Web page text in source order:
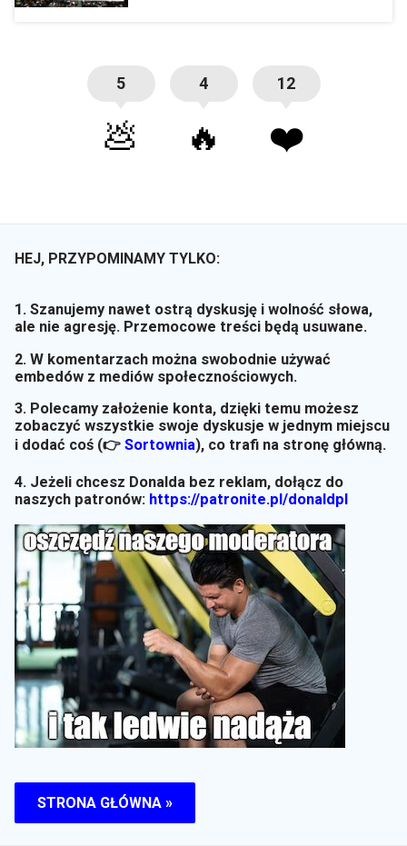
5
💩
4
🔥
12
❤️
HEJ, PRZYPOMINAMY TYLKO:
1. Szanujemy nawet ostrą dyskusję i wolność słowa,
ale nie agresję. Przemocowe treści będą usuwane.
2. W komentarzach można swobodnie używać
embedów z mediów społecznościowych.
3. Polecamy założenie konta, dzięki temu możesz
zobaczyć wszystkie swoje dyskusje w jednym miejscu
i dodać coś (👉 Sortownia), co trafi na stronę główną.
4. Jeżeli chcesz Donalda bez reklam, dołącz do
naszych patronów: https://patronite.pl/donaldpl
STRONA GŁÓWNA »